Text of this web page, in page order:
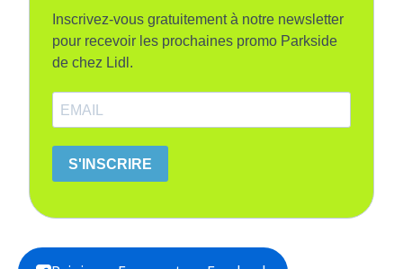
Inscrivez-vous gratuitement à notre newsletter
pour recevoir les prochaines promo Parkside
de chez Lidl.
S'INSCRIRE